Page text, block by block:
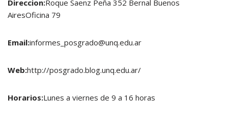
Direccion:Roque Saenz Peña 352 Bernal Buenos
AiresOficina 79
Email:informes_posgrado@unq.edu.ar
Web:http://posgrado.blog.unq.edu.ar/
Horarios:Lunes a viernes de 9 a 16 horas